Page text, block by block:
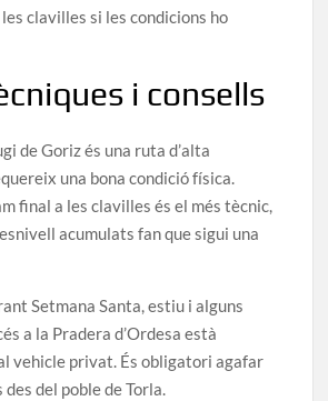
les clavilles si les condicions ho
i consells
de Goriz és una ruta d’alta
una bona condició física.
final a les clavilles és el més tècnic,
acumulats fan que sigui una
Setmana Santa, estiu i alguns
a la Pradera d’Ordesa està
vehicle privat. És obligatori agafar
des del poble de Torla.